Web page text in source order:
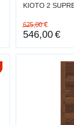
KIOTO 2
625,00 €
546,00€